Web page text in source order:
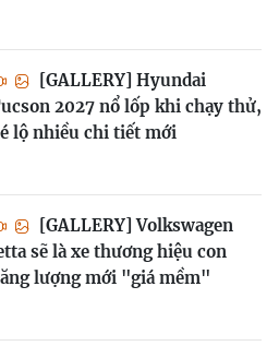
[GALLERY] Hyundai
2027 nổ lốp khi chạy thử,
lộ nhiều chi tiết mới
[GALLERY] Volkswagen
sẽ là xe thương hiệu con
lượng mới "giá mềm"